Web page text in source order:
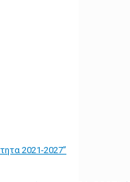
2021-2027”